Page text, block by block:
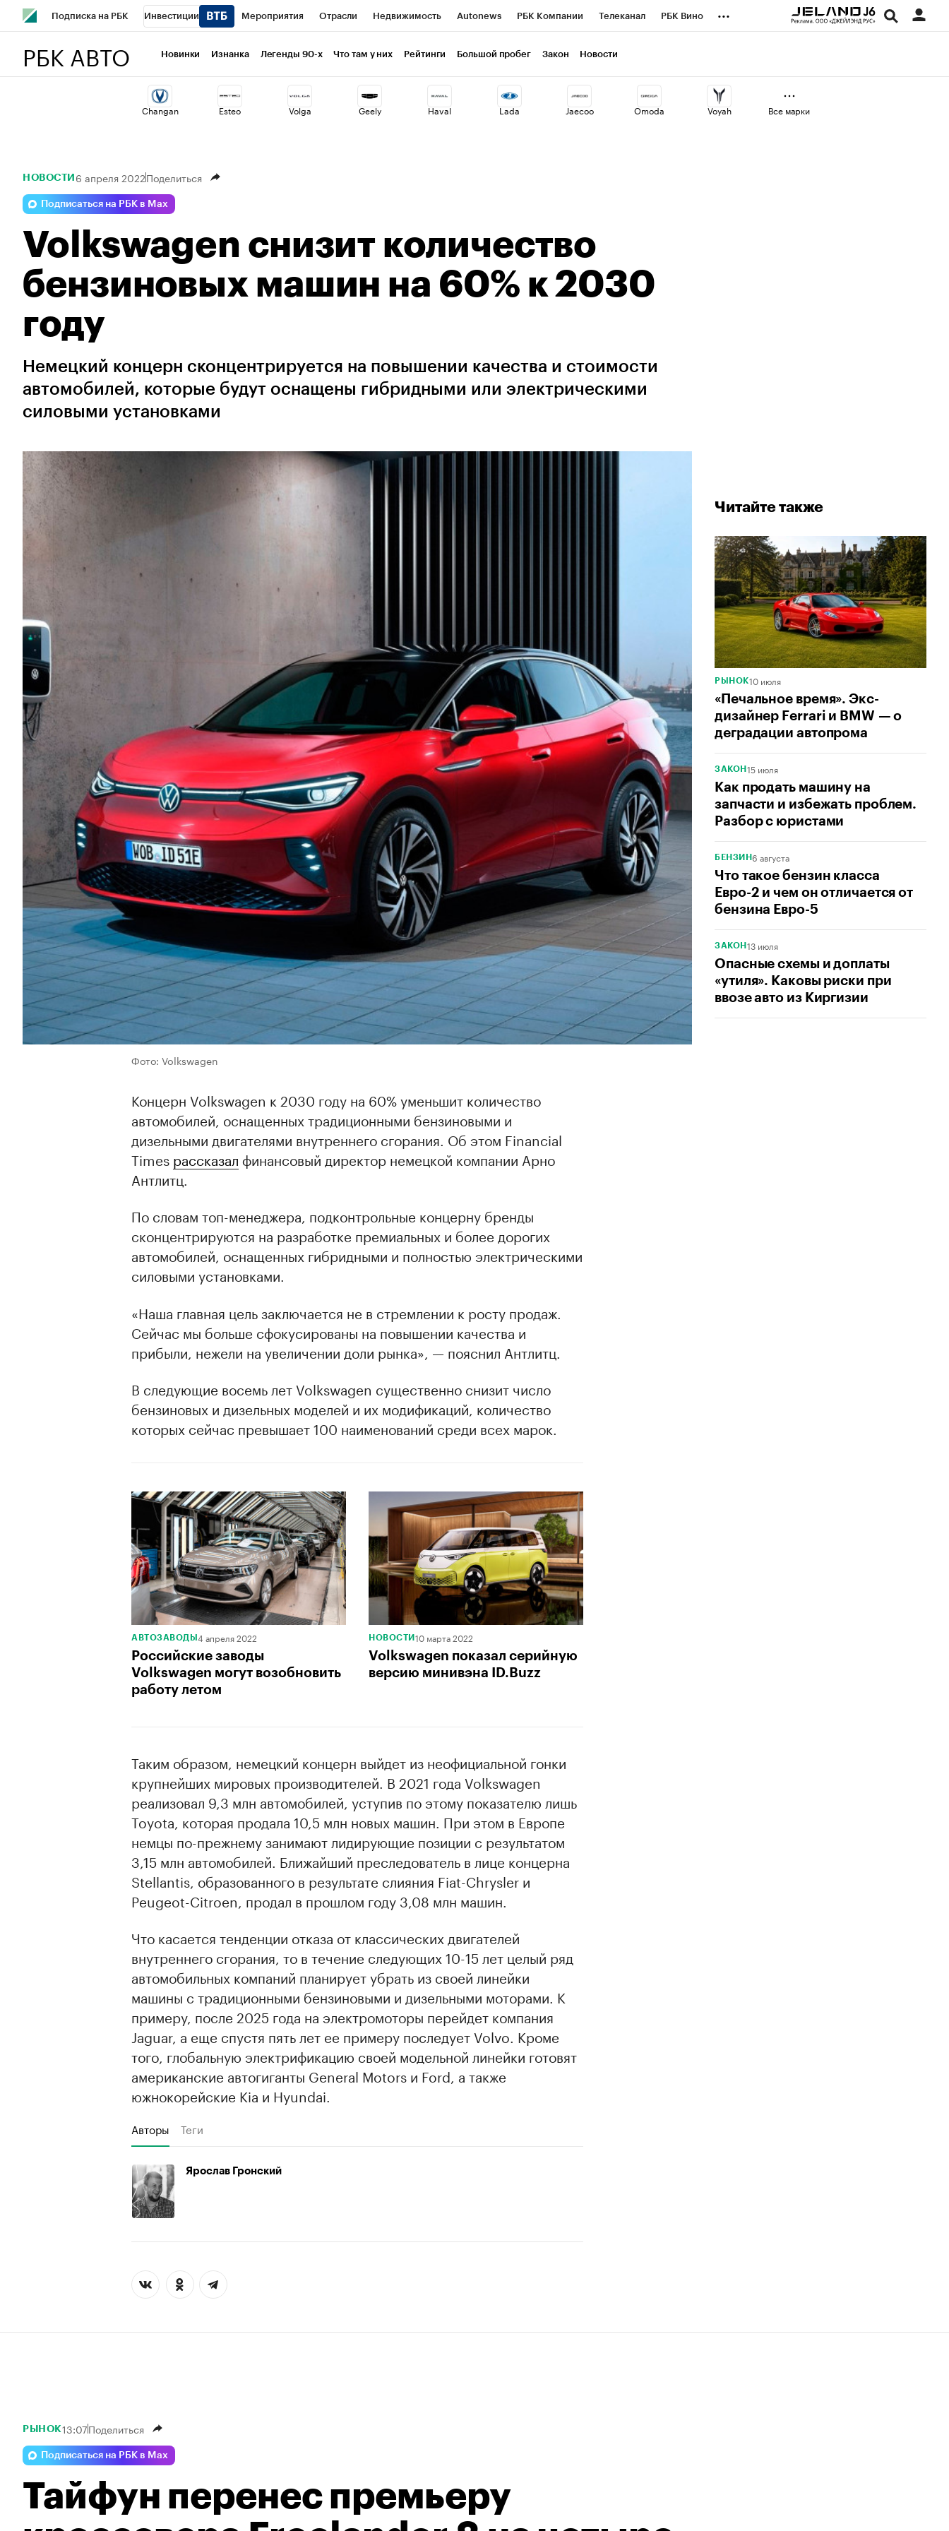
Подписка на РБК Инвестиции Мероприятия Отрасли Недвижимость Autonews РБК Компании Телеканал РБК Вино
Визионеры
Стиль Крипто РБК Бизнес-среда Дискуссионный клуб Исследования Кредитные рейтинги Франшизы Газета
Конференции СПб Спецпроекты Проверка контрагентов Экономика Бизнес
...
РБК АВТО Новинки Изнанка Легенды 90-х Что там у них Рейтинги Большой пробег Закон Новости
Changan Esteo Volga Geely Haval Lada Jaecoo Omoda Voyah Все марки
Читайте также
РЫНОК10 июля
«Печальное время». Экс-
дизайнер Ferrari и BMW — о
деградации автопрома
ЗАКОН 15 июля
Как продать машину на
запчасти и избежать проблем.
Разбор с юристами
БЕНЗИН6 августа
Что такое бензин класса
Евро-2 и чем он отличается от
бензина Евро-5
ЗАКОН 13 июля
Опасные схемы и доплаты
«утиля». Каковы риски при
ввозе авто из Киргизии
НОВОСТИ 6 апреля 2022Поделиться
Подписаться на РБК в Max
Volkswagen снизит количество
бензиновых машин на 60% к 2030
году
Немецкий концерн сконцентрируется на повышении качества и стоимости
автомобилей, которые будут оснащены гибридными или электрическими
силовыми установками
Фото: Volkswagen
Концерн Volkswagen к 2030 году на 60% уменьшит количество
автомобилей, оснащенных традиционными бензиновыми и
дизельными двигателями внутреннего сгорания. Об этом Financial
Times рассказал финансовый директор немецкой компании Арно
Антлитц.
По словам топ-менеджера, подконтрольные концерну бренды
сконцентрируются на разработке премиальных и более дорогих
автомобилей, оснащенных гибридными и полностью электрическими
силовыми установками.
00:00 / 00:00
«Наша главная цель заключается не в стремлении к росту продаж.
Сейчас мы больше сфокусированы на повышении качества и
прибыли, нежели на увеличении доли рынка», — пояснил Антлитц.
В следующие восемь лет Volkswagen существенно снизит число
бензиновых и дизельных моделей и их модификаций, количество
которых сейчас превышает 100 наименований среди всех марок.
АВТОЗАВОДЫ 4 апреля 2022
Российские заводы
Volkswagen могут возобновить
работу летом
НОВОСТИ 10 марта 2022
Volkswagen показал серийную
версию минивэна ID.Buzz
Таким образом, немецкий концерн выйдет из неофициальной гонки
крупнейших мировых производителей. В 2021 года Volkswagen
реализовал 9,3 млн автомобилей, уступив по этому показателю лишь
Toyota, которая продала 10,5 млн новых машин. При этом в Европе
немцы по-прежнему занимают лидирующие позиции с результатом
3,15 млн автомобилей. Ближайший преследователь в лице концерна
Stellantis, образованного в результате слияния Fiat-Chrysler и
Peugeot-Citroen, продал в прошлом году 3,08 млн машин.
Что касается тенденции отказа от классических двигателей
внутреннего сгорания, то в течение следующих 10-15 лет целый ряд
автомобильных компаний планирует убрать из своей линейки
машины с традиционными бензиновыми и дизельными моторами. К
примеру, после 2025 года на электромоторы перейдет компания
Jaguar, а еще спустя пять лет ее примеру последует Volvo. Кроме
того, глобальную электрификацию своей модельной линейки готовят
американские автогиганты General Motors и Ford, а также
южнокорейские Kia и Hyundai.
Авторы Теги
Ярослав Гронский
РЫНОК13:07Поделиться
Подписаться на РБК в Max
Тайфун перенес премьеру